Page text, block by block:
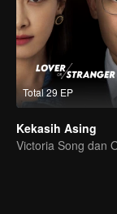
Total 29 EP
Kekasih Asing